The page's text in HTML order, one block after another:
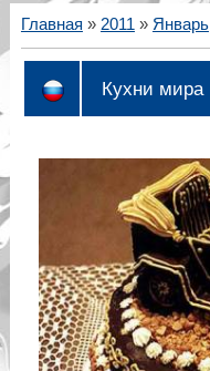
Главная » 2011 » Январь
Кухни мира